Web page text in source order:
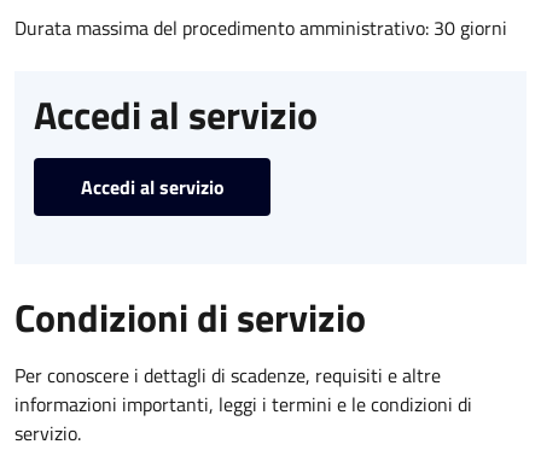
Durata massima del procedimento amministrativo: 30 giorni
Accedi al servizio
Accedi al servizio
Condizioni di servizio
Per conoscere i dettagli di scadenze, requisiti e altre
informazioni importanti, leggi i termini e le condizioni di
servizio.